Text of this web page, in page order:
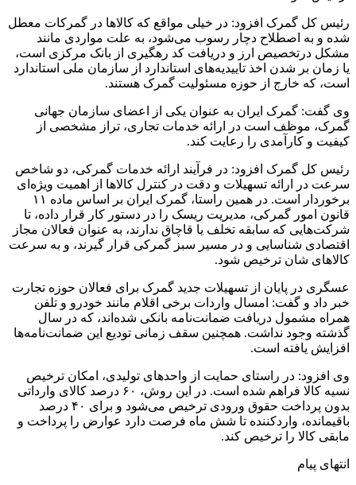
رئیس کل گمرک افزود: در خیلی مواقع که کالاها در گمرکات معطل
شده و به اصطلاح دچار رسوب می‌شود، به علت مواردی مانند
مشکل درتخصیص ارز و دریافت کد رهگیری از بانک مرکزی است،
یا زمان بر شدن اخذ تاییدیه‌های استاندارد از سازمان ملی استاندارد
است، که خارج از حوزه مسئولیت گمرک هستند.
وی گفت: گمرک ایران به عنوان یکی از اعضای سازمان جهانی
گمرک، موظف است در ارائه خدمات تجاری، تراز مشخصی از
کیفیت و کارآمدی را رعایت کند.
رئیس کل گمرک افزود: در فرآیند ارائه خدمات گمرکی، دو شاخص
سرعت در ارائه تسهیلات و دقت در کنترل کالاها از اهمیت ویژه‌ای
برخوردار است. در همین راستا، گمرک ایران بر اساس ماده ۱۱
قانون امور گمرکی، مدیریت ریسک را در دستور کار قرار داده، تا
شرکت‌هایی که سابقه تخلف یا قاچاق ندارند، به عنوان فعالان مجاز
اقتصادی شناسایی و در مسیر سبز گمرکی قرار گیرند، و به سرعت
کالاهای شان ترخیص شود.
عسگری در پایان از تسهیلات جدید گمرک برای فعالان حوزه تجارت
خبر داد و گفت: امسال واردات برخی اقلام مانند خودرو و تلفن
همراه مشمول دریافت ضمانت‌نامه بانکی شده‌اند، که در سال
گذشته وجود نداشت. همچنین سقف زمانی تودیع این ضمانت‌نامه‌ها
افزایش یافته است.
وی افزود: در راستای حمایت از واحدهای تولیدی، امکان ترخیص
نسیه کالا فراهم شده است. در این روش، ۶۰ درصد کالای وارداتی
بدون پرداخت حقوق ورودی ترخیص می‌شود و برای ۴۰ درصد
باقیمانده، واردکننده تا شش ماه فرصت دارد عوارض را پرداخت و
مابقی کالا را ترخیص کند.
انتهای پیام